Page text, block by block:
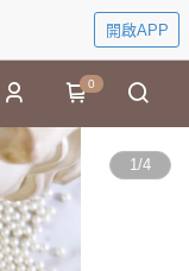
開啟APP
0
1/4